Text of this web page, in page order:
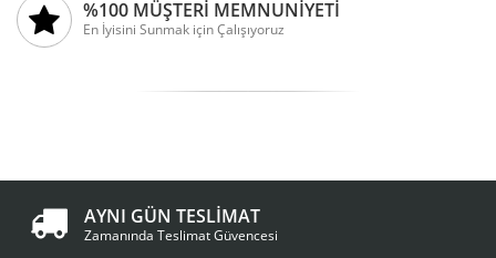
%100 MÜŞTERİ MEMNUNİYETİ
En İyisini Sunmak için Çalışıyoruz
AYNI GÜN TESLİMAT
Zamanında Teslimat Güvencesi